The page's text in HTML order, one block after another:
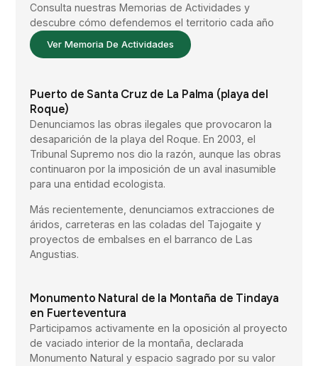
Consulta nuestras Memorias de Actividades y
descubre cómo defendemos el territorio cada año
Ver Memoria De Actividades
Puerto de Santa Cruz de La Palma (playa del
Roque)
Denunciamos las obras ilegales que provocaron la
desaparición de la playa del Roque. En 2003, el
Tribunal Supremo nos dio la razón, aunque las obras
continuaron por la imposición de un aval inasumible
para una entidad ecologista.
Más recientemente, denunciamos extracciones de
áridos, carreteras en las coladas del Tajogaite y
proyectos de embalses en el barranco de Las
Angustias.
Monumento Natural de la Montaña de Tindaya
en Fuerteventura
Participamos activamente en la oposición al proyecto
de vaciado interior de la montaña, declarada
Monumento Natural y espacio sagrado por su valor